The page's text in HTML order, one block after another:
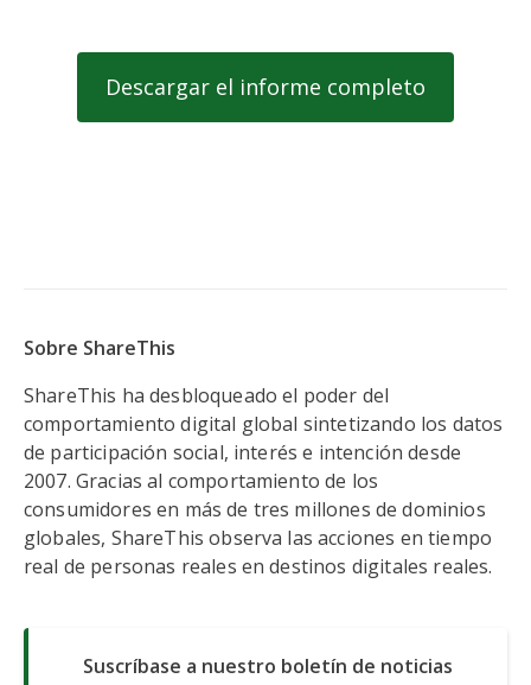
Descargar el informe completo
Sobre ShareThis
ShareThis ha desbloqueado el poder del
comportamiento digital global sintetizando los datos
de participación social, interés e intención desde
2007. Gracias al comportamiento de los
consumidores en más de tres millones de dominios
globales, ShareThis observa las acciones en tiempo
real de personas reales en destinos digitales reales.
Suscríbase a nuestro boletín de noticias